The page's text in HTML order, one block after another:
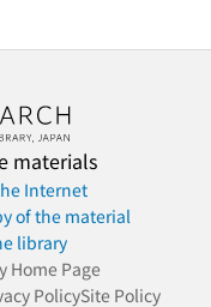
materials
Internet
of the material
library
Home Page
PolicySite Policy